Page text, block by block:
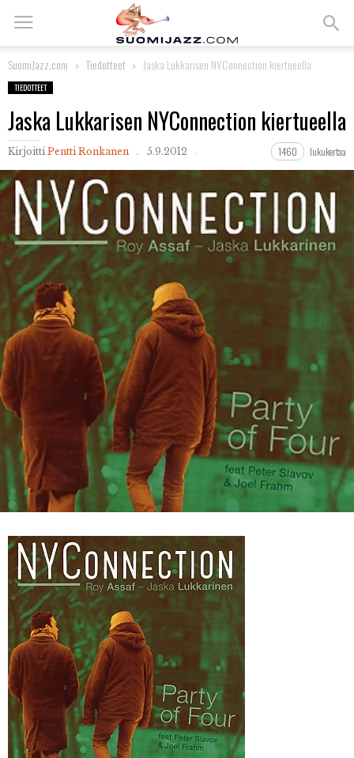
SuomiJazz.com Tiedotteet Jaska Lukkarisen NYConnection kiertueella
TIEDOTTEET
Jaska Lukkarisen NYConnection kiertueella
Kirjoitti Pentti Ronkanen 5.9.2012 1460 lukukertaa